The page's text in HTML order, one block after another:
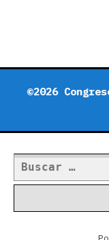
©2026
Buscar: